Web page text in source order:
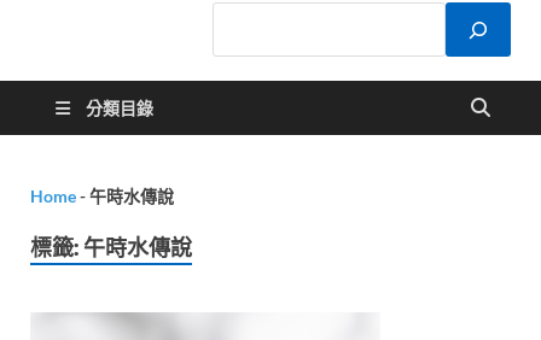
分類目錄
Home-午時水傳說
標籤: 午時水傳說